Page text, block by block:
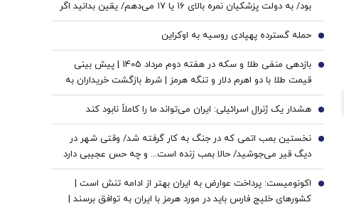
بود/ به دولت پزشکیان نمره بالای ۱۶ یا ۱۷ می‌دهم/ یقین بدانید اگر
هر فرد دیگری جای پزشکیان بود، کشور با مشکلات بزرگی روبه‌رو
می‌شد/ اگر جلیلی رئیس‌جمهور می‌شد...
حمله گسترده پهپادی روسیه به اوکراین 6
بازدهی منفی طلا و سکه در هفته دوم مرداد 1405 | پیش بینی
قیمت طلا با دو اهرم دلار و تنگه هرمز | شرط بازگشت خریداران به
بازار
7
هشدار یک ژنرال اسرائیلی: ایران می‌تواند ما را کاملاً نابود کند 8
نخستین بمب اتمی که در جنگ به کار گرفته شد/ وقتی شهر در
دیگ قیر می‌جوشید/ حالا بمب زنده است... و چه حس عجیبی دارد
که پشت سر تو باشد
9
اکونومیست: پرداخت عوارض به ایران بهتر از ادامه تنش است |
کشورهای خلیج فارس باید در مورد هرمز با ایران به توافق برسند |
10